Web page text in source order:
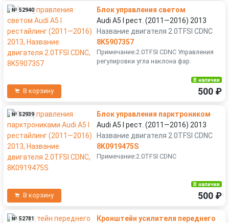
№ 52940
Блок управления светом
Audi A5 I рест. (2011—2016) 2013
Название двигателя 2.0TFSI CDNC
8K5907357
Примечание:2.0TFSI CDNC Управления
регулировки угла наклона фар.
В корзину
В наличии
500 ₽
№ 52939
Блок управления парктроником
Audi A5 I рест. (2011—2016) 2013
Название двигателя 2.0TFSI CDNC
8K0919475S
Примечание:2.0TFSI CDNC
В корзину
В наличии
500 ₽
№ 52781
Кронштейн усилителя переднего